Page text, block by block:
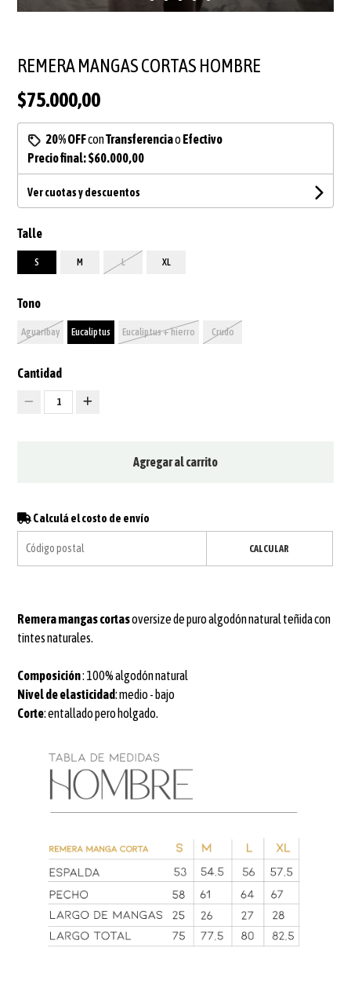
REMERA MANGAS CORTAS HOMBRE
$75.000,00
20% OFFconTransferenciaoEfectivo
Precio final:$60.000,00
Ver cuotas y descuentos
Talle
S M L XL
Tono
Aguaribay Eucaliptus Eucaliptus + hierro Crudo
Cantidad
1
Agregar al carrito
Calculá el costo de envío
CALCULAR
Remera mangas cortasoversizede puro algodón natural teñida con
tintes naturales.
Composición: 100% algodón natural
Nivel de elasticidad: medio - bajo
Corte: entallado pero holgado.